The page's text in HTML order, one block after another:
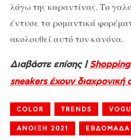
λόγω της καραντίνας. Το
έντυσε τα ρομαντικά
ακολουθεί αυτό τον κανόνα.
Διαβάστε επίσης |
sneakers έχουν διαχρονική
COLOR TRENDS
ΑΝΟΙΞΗ 2021